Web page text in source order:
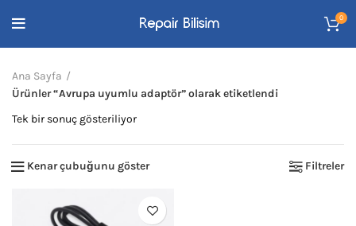
0
Ana Sayfa
Ürünler “Avrupa uyumlu adaptör” olarak etiketlendi
Tek bir sonuç gösteriliyor
Kenar çubuğunu göster Filtreler